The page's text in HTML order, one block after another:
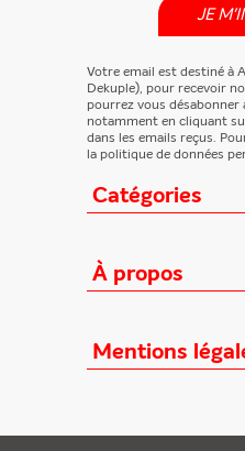
Catégories
Loisirs/Culture
TV/Vie pratique
À propos
Qui sommes-
Offres proposées
Mentions
JE
Votre email est destiné à
Dekuple), pour recevoir
pourrez vous
notamment en cliquant
dans les emails reçus.
la politique de données